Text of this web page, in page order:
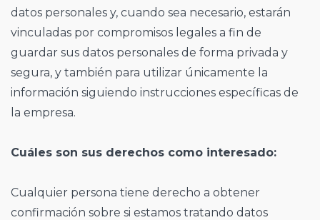
datos personales y, cuando sea necesario, estarán
vinculadas por compromisos legales a fin de
guardar sus datos personales de forma privada y
segura, y también para utilizar únicamente la
información siguiendo instrucciones específicas de
la empresa.
Cuáles son sus derechos como interesado:
Cualquier persona tiene derecho a obtener
confirmación sobre si estamos tratando datos